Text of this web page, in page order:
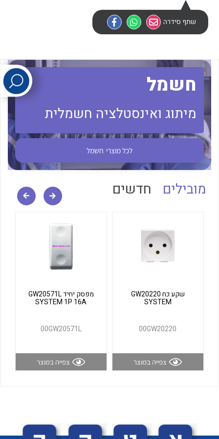
לכל מוצרי היצרן
לכל מוצרי היצרן לכל מוצרי היצרן
שתף סידרה
חשמל
מיתוג ואינסטלציה חשמלית
לכל מוצרי חשמל
מובילים חדשים
שקע כח GW20220
SYSTEM
00GW20220
צפייה במוצר
מפסק יחיד GW20571L
SYSTEM 1P 16A
00GW20571L
צפייה במוצר